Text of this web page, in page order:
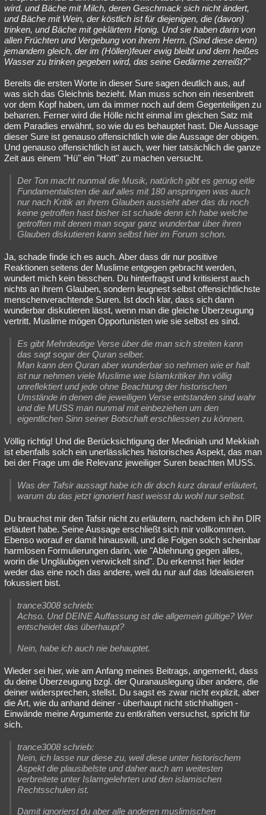
wird, und Bäche mit Milch, deren Geschmack sich nicht ändert,
und Bäche mit Wein, der köstlich ist für diejenigen, die (davon)
trinken, und Bäche mit geklärtem Honig. Und sie haben darin von
allen Früchten und Vergebung von ihrem Herrn. (Sind diese denn)
jemandem gleich, der im (Höllen)feuer ewig bleibt und dem heißes
Wasser zu trinken gegeben wird, das seine Gedärme zerreißt?"
Bereits die ersten Worte in dieser Sure sagen deutlich aus, auf
was sich das Gleichnis bezieht. Man muss schon ein riesenbrett
vor dem Kopf haben, um da immer noch auf dem Gegenteiligen zu
beharren. Ferner wird die Hölle nicht einmal im gleichen Satz mit
dem Paradies erwähnt, so wie du es behauptet hast. Die Aussage
dieser Sure ist genauso offensichtlich wie die Aussage der obigen.
Und genauso offensichtlich ist auch, wer hier tatsächlich die ganze
Zeit aus einem "Hü" ein "Hott" zu machen versucht.
Der Ton macht nunmal die Musik, natürlich gibt es genug eitle
Fundamentalisten die auf alles mit 180 anspringen was auch
nur nach Kritik an ihrem Glauben aussieht aber das du noch
keine getroffen hast bisher ist schade denn ich habe welche
getroffen mit denen man sogar ganz wunderbar über ihren
Glauben diskutieren kann selbst hier im Forum schon.
Ja, schade finde ich es auch. Aber dass dir nur positive
Reaktionen seitens der Muslime entgegen gebracht werden,
wundert mich kein bisschen. Du hinterfragst und kritisierst auch
nichts an ihrem Glauben, sondern leugnest selbst offensichtlichste
menschenverachtende Suren. Ist doch klar, dass sich dann
wunderbar diskutieren lässt, wenn man die gleiche Überzeugung
vertritt. Muslime mögen Opportunisten wie sie selbst es sind.
Es gibt Mehrdeutige Verse über die man sich streiten kann
das sagt sogar der Quran selber.
Man kann den Quran aber wunderbar so nehmen wie er halt
ist nur nehmen viele Muslime wie Islamkritiker ihn völlig
unreflektiert und jede ohne Beachtung der historischen
Umstände in denen die jeweiligen Verse entstanden sind wahr
und die MUSS man nunmal mit einbeziehen um den
eigentlichen Sinn seiner Botschaft erschliessen zu können.
Völlig richtig! Und die Berücksichtigung der Mediniah und Mekkiah
ist ebenfalls solch ein unerlässliches historisches Aspekt, das man
bei der Frage um die Relevanz jeweiliger Suren beachten MUSS.
Was der Tafsir aussagt habe ich dir doch kurz darauf erläutert,
warum du das jetzt ignoriert hast weisst du wohl nur selbst.
Du brauchst mir den Tafsir nicht zu erläutern, nachdem ich ihn DIR
erläutert habe. Seine Aussage erschließt sich mir vollkommen.
Ebenso worauf er damit hinauswill, und die Folgen solch scheinbar
harmlosen Formulierungen darin, wie "Ablehnung gegen alles,
worin die Ungläubigen verwickelt sind". Du erkennst hier leider
weder das eine noch das andere, weil du nur auf das Idealisieren
fokussiert bist.
trance3008 schrieb:
Achso. Und DEINE Auffassung ist die allgemein gültige? Wer
entscheidet das überhaupt?
Nein, habe ich auch nie behauptet.
Wieder sei hier, wie am Anfang meines Beitrags, angemerkt, dass
du deine Überzeugung bzgl. der Quranauslegung über andere, die
deiner widersprechen, stellst. Du sagst es zwar nicht explizit, aber
die Art, wie du anhand deiner - überhaupt nicht stichhaltigen -
Einwände meine Argumente zu entkräften versuchst, spricht für
sich.
trance3008 schrieb:
Nein, ich lasse nur diese zu, weil diese unter historischem
Aspekt die plausibelste und daher auch am weitesten
verbreitete unter Islamgelehrten und den islamischen
Rechtsschulen ist.
Damit ignorierst du aber alle anderen muslimischen